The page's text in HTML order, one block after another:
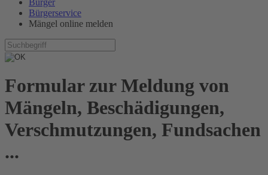
Bürger
Bürgerservice
Mängel online melden
Formular zur Meldung von
Mängeln, Beschädigungen,
Verschmutzungen, Fundsachen
...